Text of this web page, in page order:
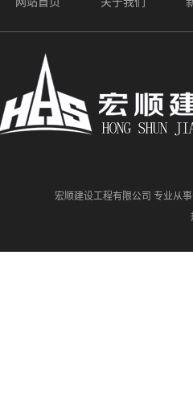
宏顺建设工程有限公司 专业从